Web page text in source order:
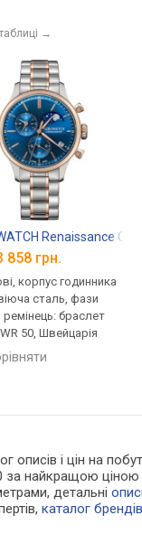
→
Renaissance
858 грн.
корпус годинника
сталь, фази
ремінець: браслет
50, Швейцарія
описів і цін на
за найкращою
детальні
каталог брендів